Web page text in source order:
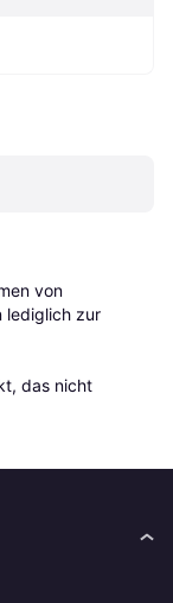
von
lediglich zur
das nicht